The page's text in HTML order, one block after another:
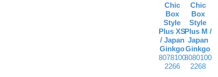
Chic
Box
Style
Plus XS
/ Japan
Ginkgo
8078100
2266
Chic
Box
Style
Plus M /
Japan
Ginkgo
8080100
2268